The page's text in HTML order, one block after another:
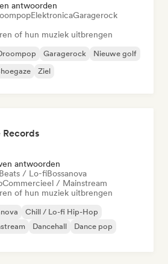
antwoorden
ElektronicaGaragerock
of hun muziek uitbrengen
Garagerock
Nieuwe golf
Ziel
antwoorden
Beats / Lo-fiBossanova
Commercieel / Mainstream
of hun muziek uitbrengen
Chill / Lo-fi Hip-Hop
Dancehall
Dance pop